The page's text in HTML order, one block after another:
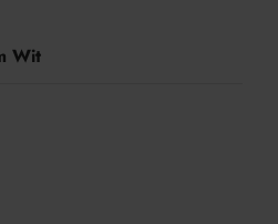
Wit